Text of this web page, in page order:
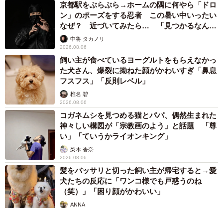
異形の何かに追われる坂下 ©Torimura/SQUARE ENIX
京都駅をぶらぶら→ホームの隅に何やら「ドロ
ン」のポーズをする忍者 この暑い中いったい
なぜ？ 近づいてみたら… 「見つかるなんて
未熟」中将 タカノリ
2026.08.06
飼い主が食べているヨーグルトをもらえなかっ
た犬さん、爆裂に拗ねた顔がかわいすぎ「鼻息
フスフス」「反則レベル」
椎名 碧
2026.08.06
コガネムシを見つめる猫とパパ、偶然生まれた
神々しい構図が「宗教画のよう」と話題 「尊
い」「ていうかライオンキング」
梨木 香奈
2026.08.06
髪をバッサリと切った飼い主が帰宅すると→愛
犬たちの反応に「ワンコ様でも戸惑うのね
（笑）」「困り顔がかわいい」
ANNA